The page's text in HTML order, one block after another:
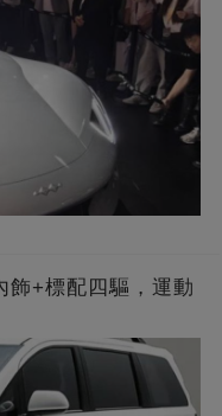
飾+標配四驅，運動